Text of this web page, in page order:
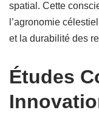
spatial. Cette
l’agronomie
et la durabilité des
Études